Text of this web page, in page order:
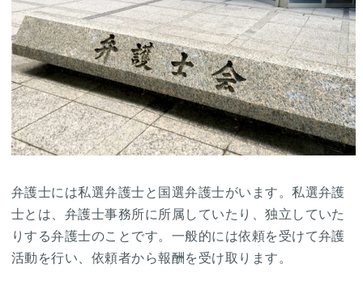
弁護士には私選弁護士と国選弁護士がいます。私選弁護
士とは、弁護士事務所に所属していたり、独立していた
りする弁護士のことです。一般的には依頼を受けて弁護
活動を行い、依頼者から報酬を受け取ります。